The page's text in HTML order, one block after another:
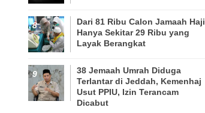
Dari 81 Ribu Calon Jamaah
Hanya Sekitar 29 Ribu yang
Layak Berangkat
38 Jemaah Umrah Diduga
Terlantar di Jeddah, Kemenhaj
Usut PPIU, Izin Terancam
Dicabut